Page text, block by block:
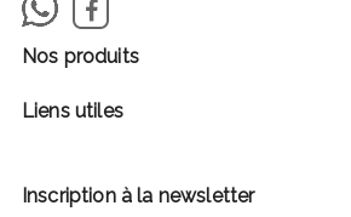
Nos produits
Liens utiles
Inscription à la newsletter